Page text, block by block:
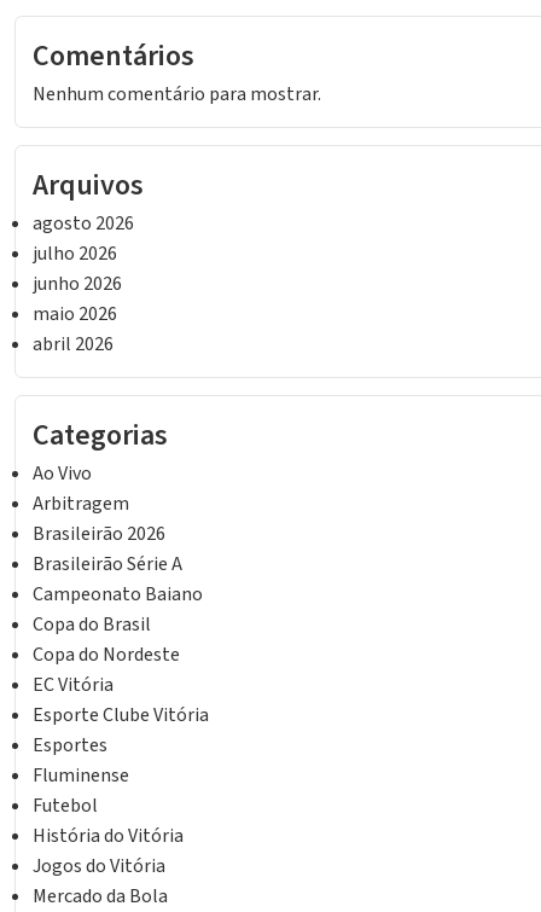
Comentários
Nenhum comentário para mostrar.
Arquivos
agosto 2026
julho 2026
junho 2026
maio 2026
abril 2026
Categorias
Ao Vivo
Arbitragem
Brasileirão 2026
Brasileirão Série A
Campeonato Baiano
Copa do Brasil
Copa do Nordeste
EC Vitória
Esporte Clube Vitória
Esportes
Fluminense
Futebol
História do Vitória
Jogos do Vitória
Mercado da Bola